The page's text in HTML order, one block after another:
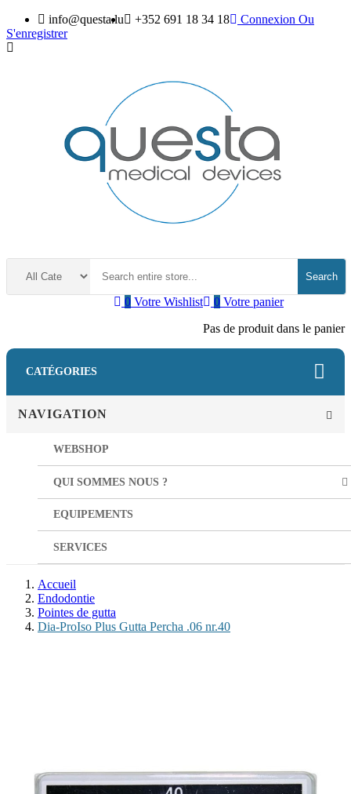
info@questa.lu +352 691 18 34 18 Connexion Ou
S'enregistrer
Search
0 Votre panier
Pas de produit dans le panier
0 Votre Wishlist
CATÉGORIES
NAVIGATION
WEBSHOP
QUI SOMMES NOUS ?
EQUIPEMENTS
SERVICES
Accueil
Endodontie
Pointes de gutta
Dia-ProIso Plus Gutta Percha .06 nr.40